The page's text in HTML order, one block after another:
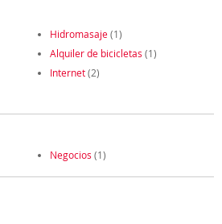
Hidromasaje(1)
Alquiler de bicicletas (1)
Internet(2)
Negocios (1)